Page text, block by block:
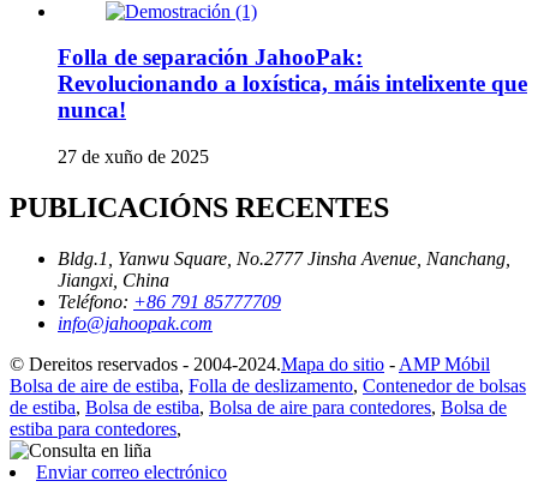
Folla de separación JahooPak:
Revolucionando a loxística, máis intelixente que
nunca!
27 de xuño de 2025
PUBLICACIÓNS RECENTES
Bldg.1, Yanwu Square, No.2777 Jinsha Avenue, Nanchang,
Jiangxi, China
Teléfono: +86 791 85777709
info@jahoopak.com
© Dereitos reservados - 2004-2024.Mapa do sitio - AMP Móbil
Bolsa de aire de estiba, Folla de deslizamento, Contenedor de bolsas
de estiba, Bolsa de estiba, Bolsa de aire para contedores, Bolsa de
estiba para contedores,
Enviar correo electrónico